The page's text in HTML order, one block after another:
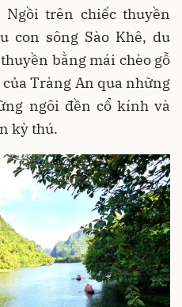
trên chiếc thuyền
con sông Sào Khê, du
bằng mái chèo gỗ
Tràng An qua những
ngôi đền cổ kính và
kỳ thú.